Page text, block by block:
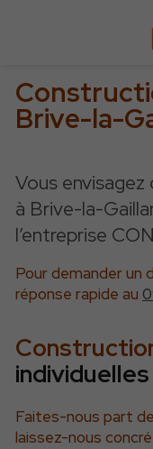
Brive-la-
Vous
à Brive-la-
l’entreprise
Pour demander un
réponse rapide au
Faites-nous part
laissez-nous